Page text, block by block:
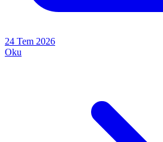
24 Tem 2026
Oku